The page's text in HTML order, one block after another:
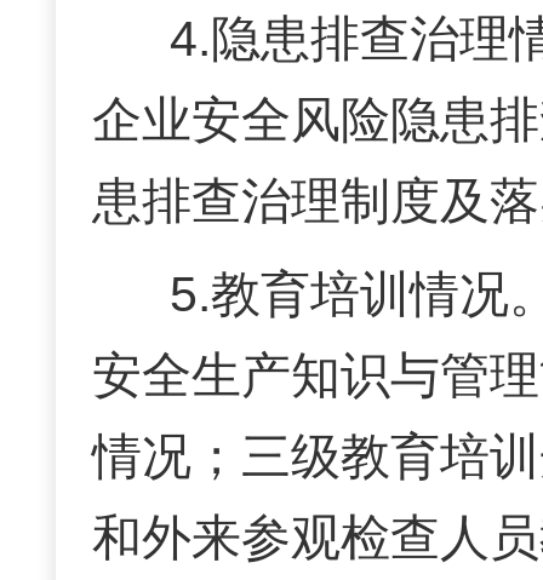
4.隐患排查治理
企业安全风险隐患
患排查治理制度及
5.教育培训情况
安全生产知识与管
情况；三级教育培训
和外来参观检查人